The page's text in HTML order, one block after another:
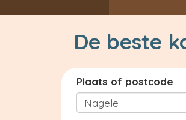
De beste
Plaats of postcode